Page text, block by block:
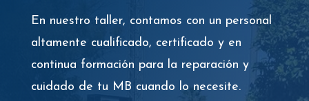
En nuestro taller, contamos con un personal
altamente cualificado, certificado y en
continua formación para la reparación y
cuidado de tu MB cuando lo necesite.